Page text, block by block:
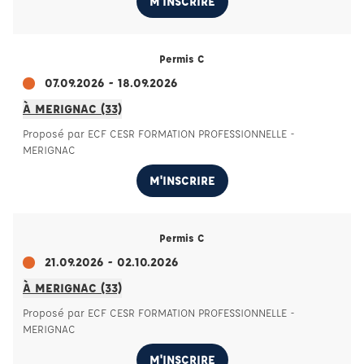
Permis C
07.09.2026 - 18.09.2026
À MERIGNAC (33)
Proposé par ECF CESR FORMATION PROFESSIONNELLE -
MERIGNAC
M'INSCRIRE
Permis C
21.09.2026 - 02.10.2026
À MERIGNAC (33)
Proposé par ECF CESR FORMATION PROFESSIONNELLE -
MERIGNAC
M'INSCRIRE